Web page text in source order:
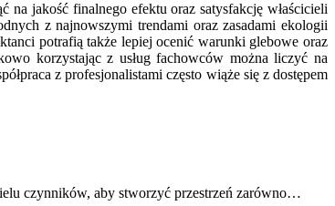
jakość finalnego efektu oraz satysfakcję właścicieli
z najnowszymi trendami oraz zasadami ekologii
potrafią także lepiej ocenić warunki glebowe oraz
korzystając z usług fachowców można liczyć na
z profesjonalistami często wiąże się z dostępem
czynników, aby stworzyć przestrzeń zarówno…